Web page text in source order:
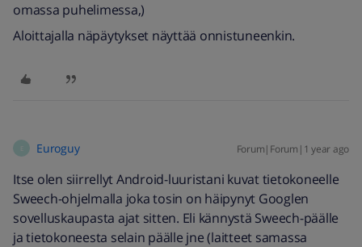
omassa puhelimessa,)
Aloittajalla näpäytykset näyttää onnistuneenkin.
Euroguy Forum|Forum|1 year ago
Itse olen siirrellyt Android-luuristani kuvat tietokoneelle
Sweech-ohjelmalla joka tosin on häipynyt Googlen
sovelluskaupasta ajat sitten. Eli kännystä Sweech-päälle
ja tietokoneesta selain päälle jne (laitteet samassa